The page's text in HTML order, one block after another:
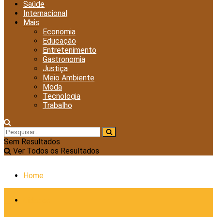
Saúde
Internacional
Mais
Economia
Educação
Entretenimento
Gastronomia
Justiça
Meio Ambiente
Moda
Tecnologia
Trabalho
Sem Resultados
Ver Todos os Resultados
Home